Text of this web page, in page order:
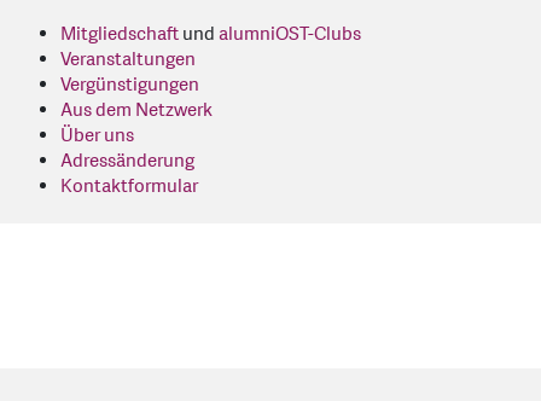
MitgliedschaftundalumniOST-Clubs
Veranstaltungen
Vergünstigungen
Aus dem Netzwerk
Über uns
Adressänderung
Kontaktformular